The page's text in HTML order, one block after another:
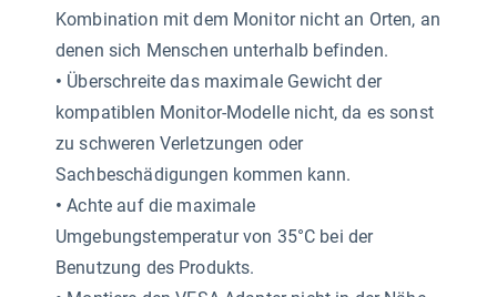
Kombination mit dem Monitor nicht an Orten, an
denen sich Menschen unterhalb befinden.
• Überschreite das maximale Gewicht der
kompatiblen Monitor-Modelle nicht, da es sonst
zu schweren Verletzungen oder
Sachbeschädigungen kommen kann.
• Achte auf die maximale
Umgebungstemperatur von 35°C bei der
Benutzung des Produkts.